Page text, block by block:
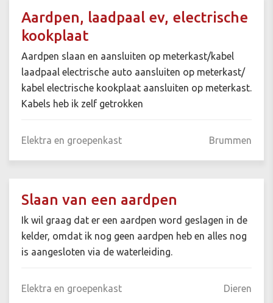
Aardpen, laadpaal ev, electrische
kookplaat
Aardpen slaan en aansluiten op meterkast/kabel
laadpaal electrische auto aansluiten op meterkast/
kabel electrische kookplaat aansluiten op meterkast.
Kabels heb ik zelf getrokken
Elektra en groepenkast Brummen
Slaan van een aardpen
Ik wil graag dat er een aardpen word geslagen in de
kelder, omdat ik nog geen aardpen heb en alles nog
is aangesloten via de waterleiding.
Elektra en groepenkast Dieren